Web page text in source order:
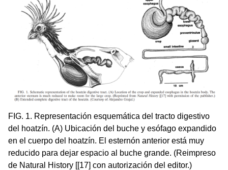
FIG. 1. Representación esquemática del tracto digestivo
del hoatzín. (A) Ubicación del buche y esófago expandido
en el cuerpo del hoatzín. El esternón anterior está muy
reducido para dejar espacio al buche grande. (Reimpreso
de Natural History [[17] con autorización del editor.)